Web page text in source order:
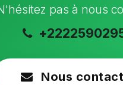
pas à nous
Nous